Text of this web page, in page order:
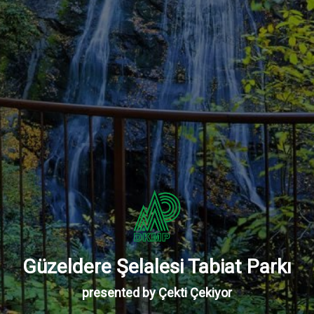
Güzeldere Şelalesi Tabiat Parkı
presented by Çekti Çekiyor
RedditLine Viber VK Qzone
Powered By 360TR
Kır Lokantası